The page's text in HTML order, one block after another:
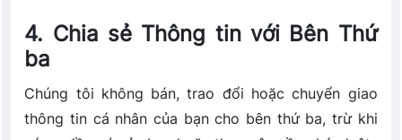
4. Chia sẻ Thông tin với Bên Thứ
ba
Chúng tôi không bán, trao đổi hoặc chuyển giao
thông tin cá nhân của bạn cho bên thứ ba, trừ khi